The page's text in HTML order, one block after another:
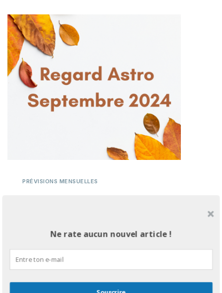
PRÉVISIONS MENSUELLES
Regard astro Septembre 2024 Le mois de
Nouvelle Lune du 3 Septembre 2024 qui aura
lieu dans le
PASSASTRALE
Ne rate aucun nouvel article !